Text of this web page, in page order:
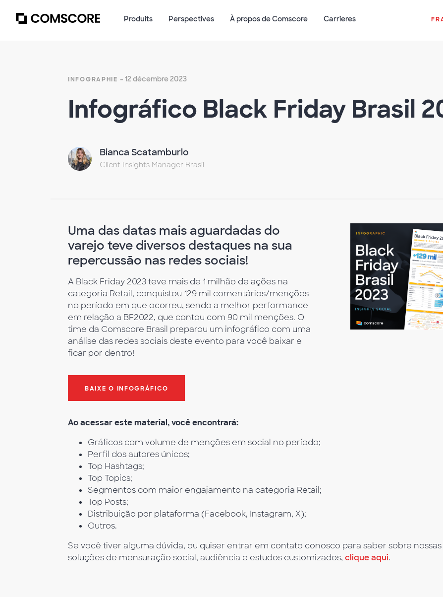
Produits Perspectives À propos de Comscore Carrieres
INFOGRAPHIE - 12 décembre 2023
Infográfico Black Friday Brasil
Bianca Scatamburlo
Client Insights Manager Brasil
Uma das datas mais aguardadas do
varejo teve diversos destaques na sua
repercussão nas redes sociais!
A Black Friday 2023 teve mais de 1 milhão de ações na
categoria Retail, conquistou 129 mil comentários/menções
no período em que ocorreu, sendo a melhor performance
em relação a BF2022, que contou com 90 mil menções. O
time da Comscore Brasil preparou um infográfico com uma
análise das redes sociais deste evento para você baixar e
ficar por dentro!
BAIXE O INFOGRÁFICO
Ao acessar este material, você encontrará:
Gráficos com volume de menções em social no período;
Perfil dos autores únicos;
Top Hashtags;
Top Topics;
Segmentos com maior engajamento na categoria Retail;
Top Posts;
Distribuição por plataforma (Facebook, Instagram, X);
Outros.
Se você tiver alguma dúvida, ou quiser entrar em contato conosco para saber sobre nossas
soluções de mensuração social, audiência e estudos customizados, clique aqui.